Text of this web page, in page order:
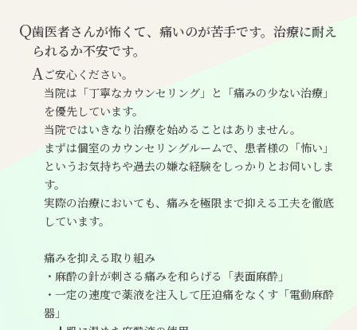
Q歯医者さんが怖くて、痛いのが苦手です。治療に耐え
られるか不安です。
Aご安心ください。
当院は「丁寧なカウンセリング」と「痛みの少ない治療」
を優先しています。
当院ではいきなり治療を始めることはありません。
まずは個室のカウンセリングルームで、患者様の「怖い」
というお気持ちや過去の嫌な経験をしっかりとお伺いしま
す。
実際の治療においても、痛みを極限まで抑える工夫を徹底
しています。
痛みを抑える取り組み
・麻酔の針が刺さる痛みを和らげる「表面麻酔」
・一定の速度で薬液を注入して圧迫痛をなくす「電動麻酔
器」